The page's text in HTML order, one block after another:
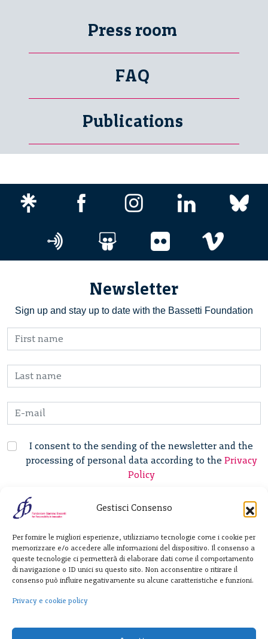
Gestisci Consenso
Per fornire le migliori esperienze, utilizziamo tecnologie come i cookie per
memorizzare e/o accedere alle informazioni del dispositivo. Il consenso a
queste tecnologie ci permetterà di elaborare dati come il comportamento
di navigazione o ID unici su questo sito. Non acconsentire o ritirare il
consenso può influire negativamente su alcune caratteristiche e funzioni.
Privacy e cookie policy
Press room
FAQ
Publications
Newsletter
Sign up and stay up to date with the Bassetti Foundation
I consent to the sending of the newsletter and the
processing of personal data according to the Privacy
Policy
Giannino Bassetti ETS
Via Michele Barozzi 4
F. + 39 02 76392030